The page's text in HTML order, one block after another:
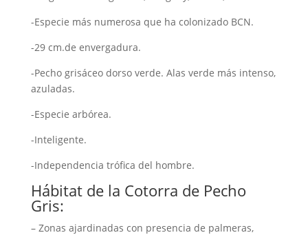
-Especie más numerosa que ha colonizado BCN.
-29 cm.de envergadura.
-Pecho grisáceo dorso verde. Alas verde más intenso,
azuladas.
-Especie arbórea.
-Inteligente.
-Independencia trófica del hombre.
Hábitat de la Cotorra de Pecho
Gris:
– Zonas ajardinadas con presencia de palmeras,